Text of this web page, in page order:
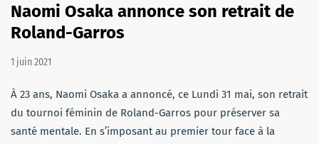
Naomi Osaka annonce son retrait de
Roland-Garros
1 juin 2021
À 23 ans, Naomi Osaka a annoncé, ce Lundi 31 mai, son retrait
du tournoi féminin de Roland-Garros pour préserver sa
santé mentale. En s’imposant au premier tour face à la